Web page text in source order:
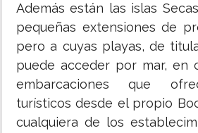
Además están las islas
pequeñas extensiones de
pero a cuyas playas, de
puede acceder por mar, en
embarcaciones que
turísticos desde el propio
cualquiera de los